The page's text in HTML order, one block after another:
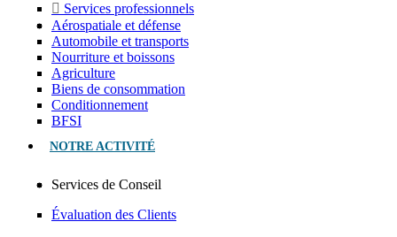
Services professionnels
Aérospatiale et défense
Automobile et transports
Nourriture et boissons
Agriculture
Biens de consommation
Conditionnement
BFSI
NOTRE ACTIVITÉ
Services de Conseil
Évaluation des Clients